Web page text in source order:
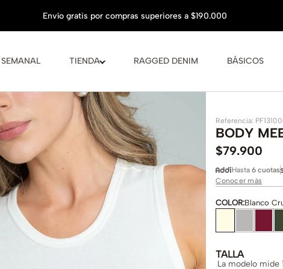
TIENDA RAGGED DENIM BÁSICOS
Referencia:
BODY
$79.900
Hasta6 cuotas
Conocer más
COLOR:Blanco
TALLA
La modelo mide